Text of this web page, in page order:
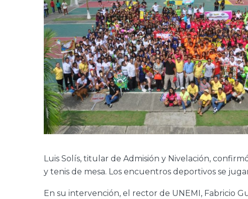
Luis Solís, titular de Admisión y Nivelación,
y tenis de mesa. Los encuentros deportivos se
En su intervención, el rector de UNEMI, Fabricio